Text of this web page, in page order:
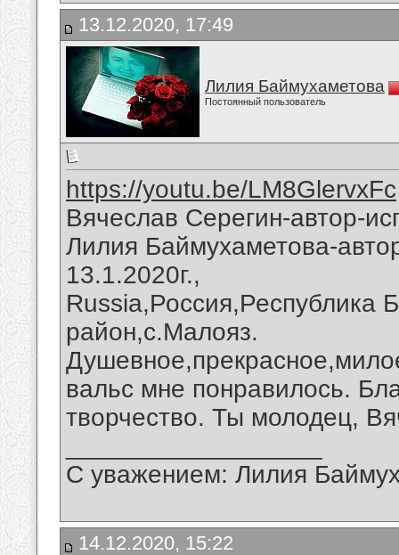
13.12.2020, 17:49
Лилия Баймухаметова
Постоянный пользователь
https://youtu.be/LM8GlervxFc
Вячеслав Серегин-автор-
Лилия Баймухаметова-
13.1.2020г.,
Russia,Россия,Республика
район,с.Малояз.
вальс мне понравилось.
творчество. Ты молодец,
С уважением: Лилия
14.12.2020, 15:22